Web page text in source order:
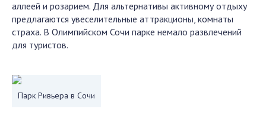
аллеей и розарием. Для альтернативы активному отдыху
предлагаются увеселительные аттракционы, комнаты
страха. В Олимпийском Сочи парке немало развлечений
для туристов.
Парк Ривьера в Сочи